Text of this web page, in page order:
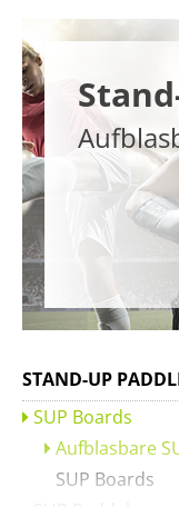
STAND-UP
SUP Boards
Aufblasbare
SUP Boards